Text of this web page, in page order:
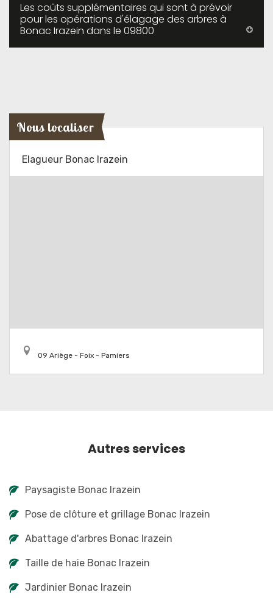
Les coûts supplémentaires qui sont à prévoir
pour les opérations d'élagage des arbres à
Bonac Irazein dans le 09800
Nous localiser
Elagueur Bonac Irazein
09 Ariège - Foix - Pamiers
Autres services
Paysagiste Bonac Irazein
Pose de clôture et grillage Bonac Irazein
Abattage d'arbres Bonac Irazein
Taille de haie Bonac Irazein
Jardinier Bonac Irazein